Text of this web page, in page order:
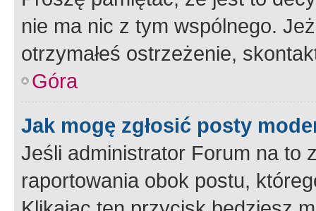
nie ma nic z tym wspólnego.
otrzymałeś ostrzeżenie,
Góra
Jak mogę zgłosić posty
Jeśli administrator Forum na to
raportowania obok postu,